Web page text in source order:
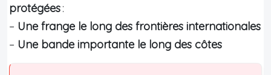
protégées:
– Une frange le long des frontières internationales
– Une bande importante le long des côtes